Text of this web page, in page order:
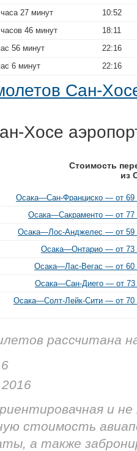
27 минут
10:52
46 минут
18:11
56 минут
22:16
6 минут 22:16
Сан-
Хосе
Стоимость
из
Осака—Сан-Франциско — от 69
Осака—Сакраменто — от 77
Осака—Лос-Анджелес — от 59
Осака—Онтарио — от 73
Осака—Лас-Вегас — от 60
Осака—Сан-Диего — от 73
Осака—Солт-Лейк-Сити — от 70
рассчитана
и
стоимость
а также